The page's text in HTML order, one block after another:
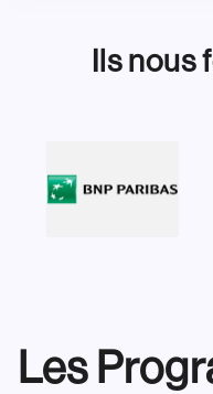
Ils nous
Les